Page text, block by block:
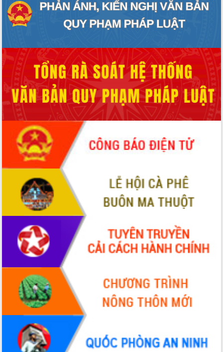
chuyển đổi số giai đoạn 2026 – 2030
với Tập đoàn Bưu chính Viễn thông
Việt Nam
Đắk Lắk về phát triển nhân lực y tế
cho trạm y tế cấp xã
Du lịch Đắk Lắk nâng tầm trải nghiệm
du khách thông qua Hệ thống cơ sở dữ
liệu và Bản đồ số
Tập huấn ứng dụng trí tuệ nhân tạo (AI)
trong thương mại điện tử năm 2026
Đoàn đại biểu Quốc hội tỉnh Đắk Lắk
trao đổi thông tin trước Kỳ họp thứ
nhất, Quốc hội khóa XVI
Quyết liệt cải cách hành chính, khơi
thông nguồn lực phát triển
Nâng cao hiệu lực, hiệu quả HĐND
tỉnh thông qua hiện đại hóa hành chính
Xã Ea Phê gắn cải cách hành chính với
chuyển đổi số
Phó Chủ tịch Thường trực UBND tỉnh
Hồ Thị Nguyên Thảo làm việc tại Trung
tâm Phục vụ hành chính công xã Ea
Xây dựng nền hành chính số đồng
hành cùng nông dân dân, doanh nghiệp
Giai đoạn 2026-2030, Đắk Lắk phấn
đấu có 77% xã đạt chuẩn nông thôn
Chuyển đổi số 'mở đường' cho nông
nghiệp Đắk Lắk tăng trưởng bứt phá
Triển khai đồng bộ đo đạc, lập hồ sơ